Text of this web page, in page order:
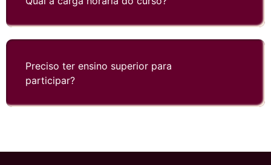
Preciso ter ensino superior para
participar?